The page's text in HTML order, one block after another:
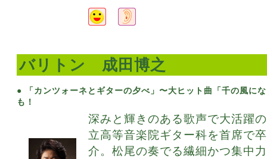
バリトン 成田博之
● 「カンツォーネとギターの夕べ」〜大ヒット曲「千の風に
も！
深みと輝きのある歌声で大活躍
立高等音楽院ギター科を首席で
介。松尾の奏でる繊細かつ集中